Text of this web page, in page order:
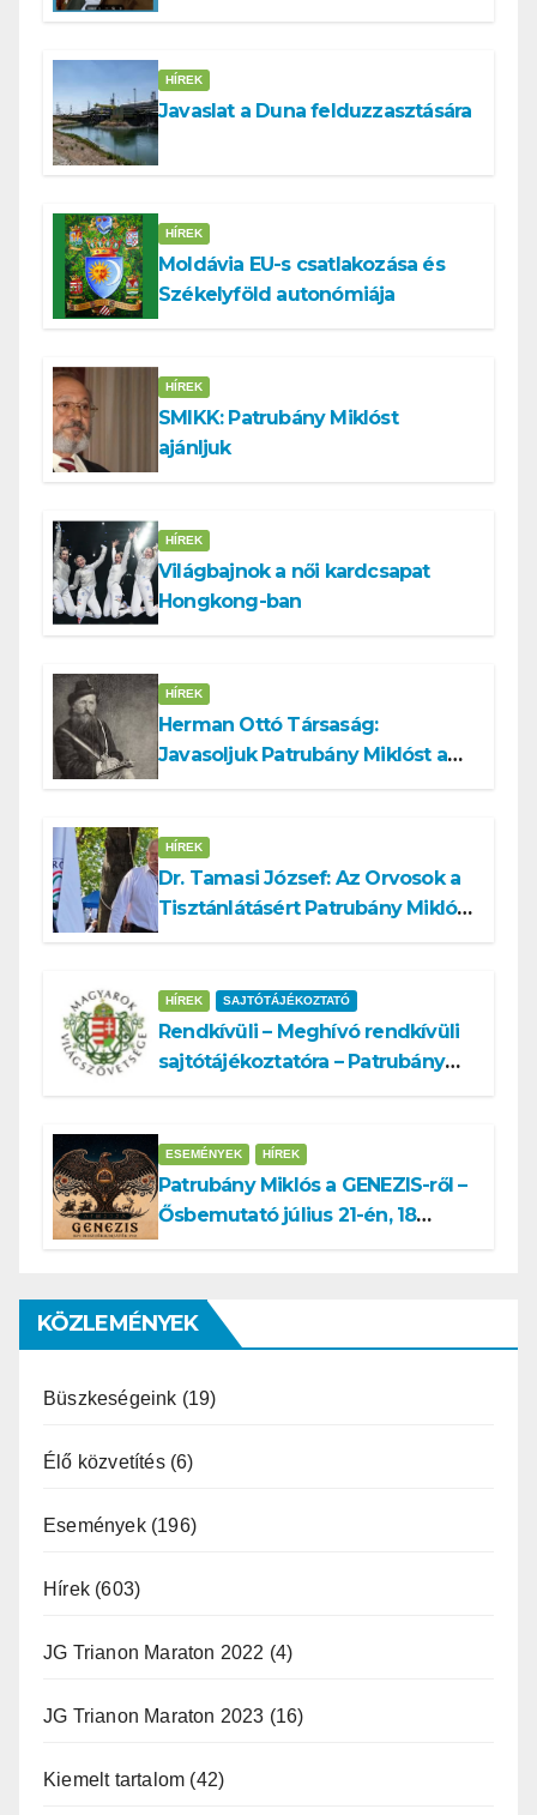
HÍREK
Javaslat a Duna felduzzasztására
HÍREK
Moldávia EU-s csatlakozása és
Székelyföld autonómiája
HÍREK
SMIKK: Patrubány Miklóst
ajánljuk
HÍREK
Világbajnok a női kardcsapat
Hongkong-ban
HÍREK
Herman Ottó Társaság:
Javasoljuk Patrubány Miklóst a
HÍREK
Dr. Tamasi József: Az Orvosok a
Tisztánlátásért Patrubány Miklóst
HÍREK SAJTÓTÁJÉKOZTATÓ
Rendkívüli – Meghívó rendkívüli
sajtótájékoztatóra – Patrubány
támadás
ESEMÉNYEK HÍREK
Patrubány Miklós a GENEZIS-ről –
Ősbemutató július 21-én, 18
KÖZLEMÉNYEK
Büszkeségeink (19)
Élő közvetítés(6)
Események(196)
Hírek (603)
JG Trianon Maraton 2022 (4)
JG Trianon Maraton 2023 (16)
Kiemelt tartalom (42)